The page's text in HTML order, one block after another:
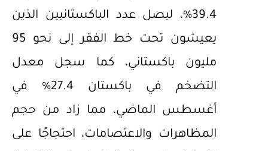
39.4%، ليصل عدد الباكستانيين الذين
يعيشون تحت خط الفقر إلى نحو 95
مليون باكستاني، كما سجل معدل
التضخم في باكستان 27.4% في
أغسطس الماضي، مما زاد من حجم
المظاهرات والاعتصامات، احتجاجًا على